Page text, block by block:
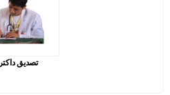
تصدیق داکتر